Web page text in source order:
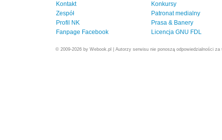
Kontakt
Zespół
Profil NK
Fanpage Facebook
Konkursy
Patronat medialny
Prasa & Banery
Licencja GNU FDL
© 2009-2026 by Webook.pl | Autorzy serwisu nie ponoszą odpowiedzialności